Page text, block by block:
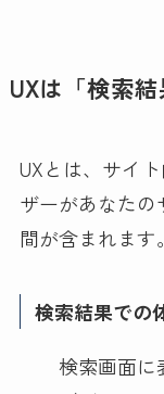
UXは「検索
UXとは、サイ
ザーがあなた
間が含まれます。
検索結果での
検索画面に